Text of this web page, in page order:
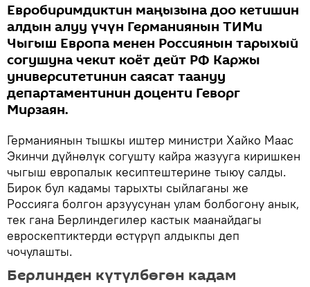
Евробиримдиктин маңызына доо кетишин
алдын алуу үчүн Германиянын ТИМи
Чыгыш Европа менен Россиянын тарыхый
согушуна чекит коёт дейт РФ Каржы
университетинин саясат таануу
департаментинин доценти Геворг
Мирзаян.
Германиянын тышкы иштер министри Хайко Маас
Экинчи дүйнөлүк согушту кайра жазууга киришкен
чыгыш европалык кесиптештерине тыюу салды.
Бирок бул кадамы тарыхты сыйлаганы же
Россияга болгон арзуусунан улам болбогону анык,
тек гана Берлиндегилер кастык маанайдагы
евроскептиктерди өстүрүп алдыкпы деп
чочулашты.
Берлинден күтүлбөгөн кадам